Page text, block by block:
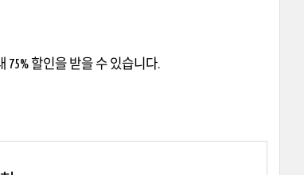
할인을 받을 수 있습니다.